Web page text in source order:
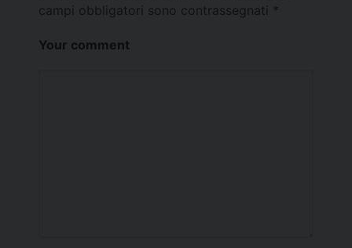
campi obbligatori sono contrassegnati *
Your comment